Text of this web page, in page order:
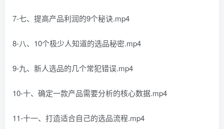
7-七、提高产品利润的9个秘诀.mp4
8-八、10个极少人知道的选品秘密.mp4
9-九、新人选品的几个常犯错误.mp4
10-十、确定一款产品需要分析的核心数据.mp4
11-十一、打造适合自己的选品流程.mp4